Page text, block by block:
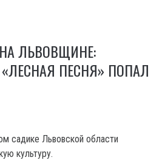
ЛЬВОВЩИНЕ:
ПЕСНЯ» ПОПАЛ
садике Львовской области
культуру.